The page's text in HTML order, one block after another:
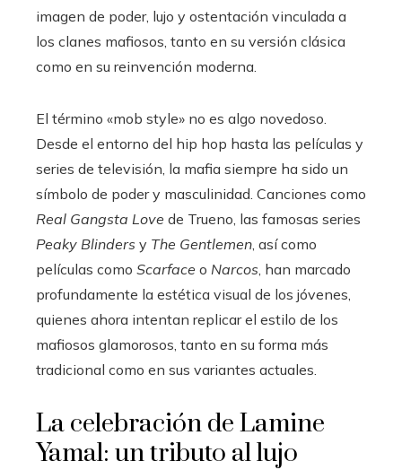
imagen de poder, lujo y ostentación vinculada a
los clanes mafiosos, tanto en su versión clásica
como en su reinvención moderna.
El término «mob style» no es algo novedoso.
Desde el entorno del hip hop hasta las películas y
series de televisión, la mafia siempre ha sido un
símbolo de poder y masculinidad. Canciones como
Real Gangsta Love de Trueno, las famosas series
Peaky Blinders y The Gentlemen , así como
películas como Scarface o Narcos , han marcado
profundamente la estética visual de los jóvenes,
quienes ahora intentan replicar el estilo de los
mafiosos glamorosos, tanto en su forma más
tradicional como en sus variantes actuales.
La celebración de Lamine
Yamal: un tributo al lujo